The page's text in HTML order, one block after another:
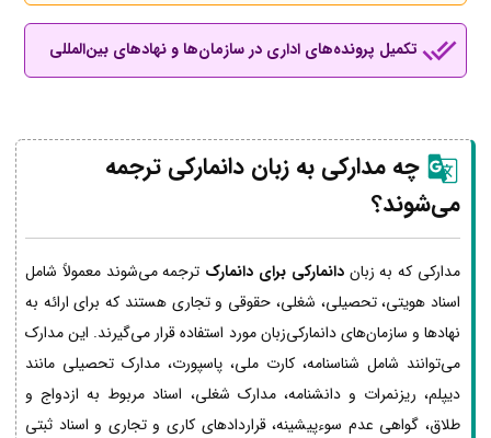
تکمیل پرونده‌های اداری در سازمان‌ها و نهادهای بین‌المللی
چه مدارکی به زبان دانمارکی ترجمه
می‌شوند؟
مدارکی که به زباندانمارکی برای دانمارک ترجمه می‌شوند معمولاً شامل
اسناد هویتی، تحصیلی، شغلی، حقوقی و تجاری هستند که برای ارائه به
نهادها و سازمان‌های دانمارکی‌زبان مورد استفاده قرار می‌گیرند. این مدارک
می‌توانند شامل شناسنامه، کارت ملی، پاسپورت، مدارک تحصیلی مانند
دیپلم، ریزنمرات و دانشنامه، مدارک شغلی، اسناد مربوط به ازدواج و
طلاق، گواهی عدم سوءپیشینه، قراردادهای کاری و تجاری و اسناد ثبتی